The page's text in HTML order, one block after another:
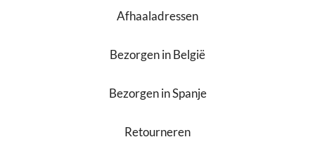
Afhaaladressen
Bezorgen in België
Bezorgen in Spanje
Retourneren